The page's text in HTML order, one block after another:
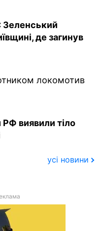
Зеленський
де загинув
локомотив
РФ виявили тіло
усі новини